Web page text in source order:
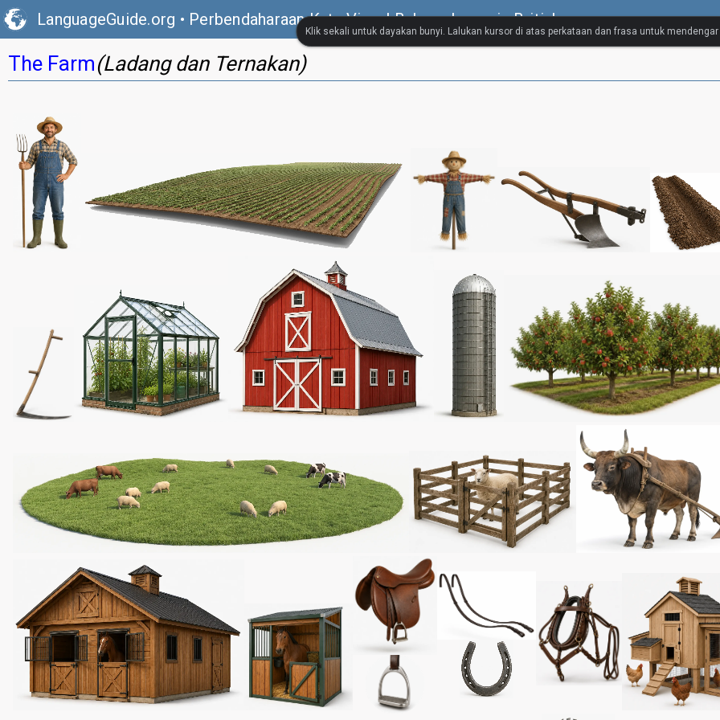
LanguageGuide.org • Perbendaharaan Kata Visual Bahasa Inggeris British
The Farm(Ladang dan Ternakan)
Klik sekali untuk dayakan bunyi. Lalukan kursor di atas perkataan dan frasa untuk